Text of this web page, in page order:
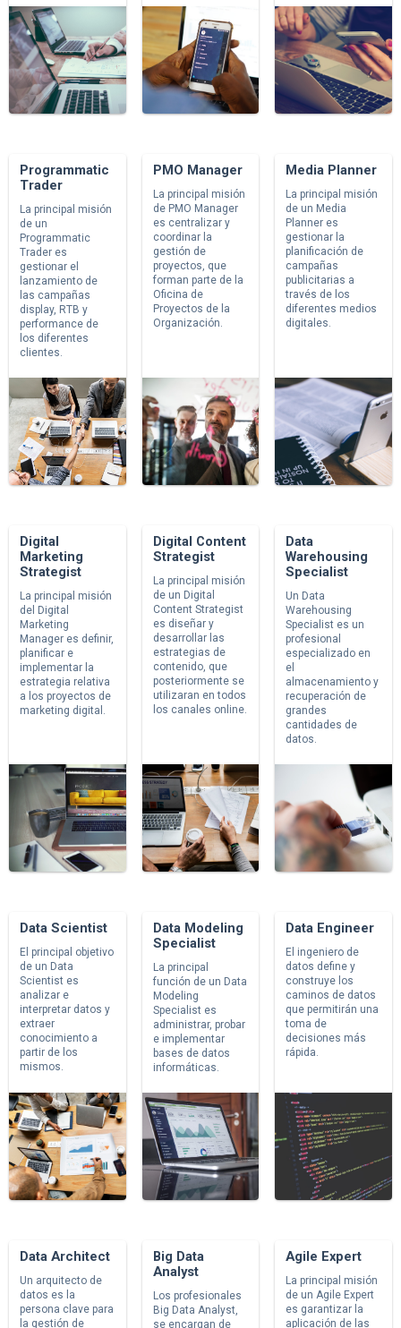
Programmatic
Trader
La principal misión
de un
Programmatic
Trader es
gestionar el
lanzamiento de
las campañas
display, RTB y
performance de
los diferentes
clientes.
PMO Manager
La principal misión
de PMO Manager
es centralizar y
coordinar la
gestión de
proyectos, que
forman parte de la
Oficina de
Proyectos de la
Organización.
Media Planner
La principal misión
de un Media
Planner es
gestionar la
planificación de
campañas
publicitarias a
través de los
diferentes medios
digitales.
Digital
Marketing
Strategist
La principal misión
del Digital
Marketing
Manager es definir,
planificar e
implementar la
estrategia relativa
a los proyectos de
marketing digital.
Digital Content
Strategist
La principal misión
de un Digital
Content Strategist
es diseñar y
desarrollar las
estrategias de
contenido, que
posteriormente se
utilizaran en todos
los canales online.
Data
Warehousing
Specialist
Un Data
Warehousing
Specialist es un
profesional
especializado en
el
almacenamiento y
recuperación de
grandes
cantidades de
datos.
Data Scientist
El principal objetivo
de un Data
Scientist es
analizar e
interpretar datos y
extraer
conocimiento a
partir de los
mismos.
Data Modeling
Specialist
La principal
función de un Data
Modeling
Specialist es
administrar, probar
e implementar
bases de datos
informáticas.
Data Engineer
El ingeniero de
datos define y
construye los
caminos de datos
que permitirán una
toma de
decisiones más
rápida.
Data Architect
Un arquitecto de
datos es la
persona clave para
la gestión de
Big Data
Analyst
Los profesionales
Big Data Analyst,
se encargan de
Agile Expert
La principal misión
de un Agile Expert
es garantizar la
aplicación de las